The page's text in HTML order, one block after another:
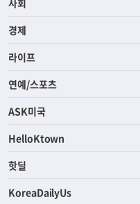
전체
사회
경제
라이프
연예/스포츠
ASK미국
HelloKtown
핫딜